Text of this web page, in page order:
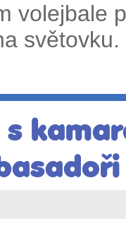
volejbale
světovku.
s